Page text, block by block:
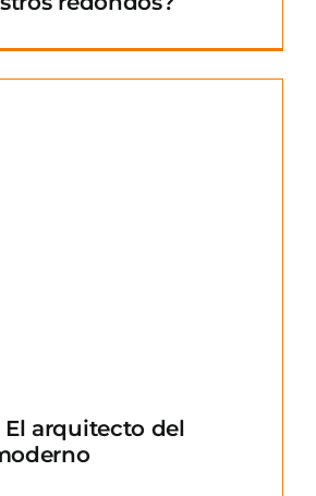
El arquitecto del